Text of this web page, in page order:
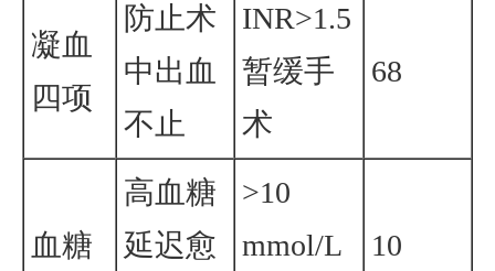
凝血
四项
防止术
中出血
不止
INR>1.5
暂缓手
术
68
血糖
高血糖
延迟愈
>10
mmol/L
10